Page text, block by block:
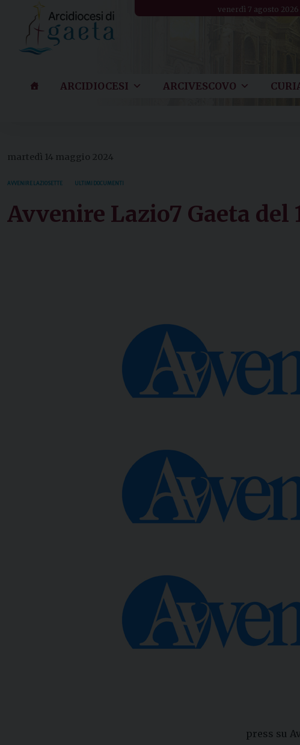
content
venerdì 7 agosto 2026
ARCIDIOCESI ARCIVESCOVO
martedì 14 maggio 2024
AVVENIRE LAZIO SETTE ULTIMI DOCUMENTI
Avvenire Lazio7 Gaeta del
press su